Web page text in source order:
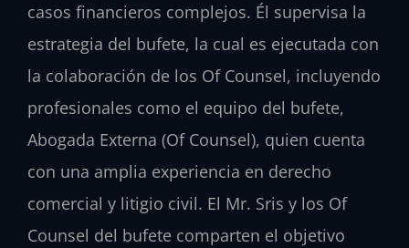
casos financieros complejos. Él supervisa la
estrategia del bufete, la cual es ejecutada con
la colaboración de los Of Counsel, incluyendo
profesionales como el equipo del bufete,
Abogada Externa (Of Counsel), quien cuenta
con una amplia experiencia en derecho
comercial y litigio civil. El Mr. Sris y los Of
Counsel del bufete comparten el objetivo